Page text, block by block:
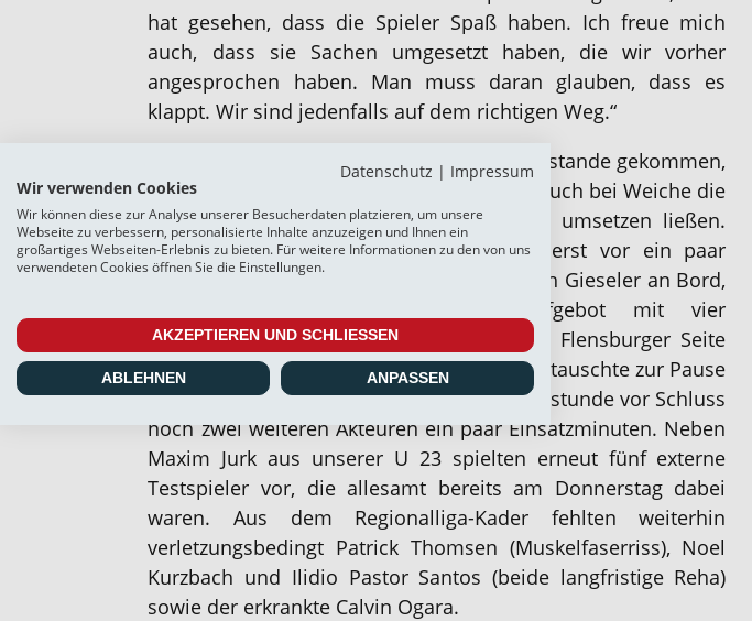
hat gesehen, dass die Spieler Spaß haben. Ich freue mich
auch, dass sie Sachen umgesetzt haben, die wir vorher
angesprochen haben. Man muss daran glauben, dass es
klappt. Wir sind jedenfalls auf dem richtigen Weg.“
Die Partie war erst kurzfristig am Vortag zustande gekommen,
nachdem sich sowohl beim Heider SV als auch bei Weiche die
ursprünglichen Pläne für Testspiele nicht umsetzen ließen.
Während die Dithmarscher den gerade erst vor ein paar
Wochen von Weiche zurückgekehrten Jonah Gieseler an Bord,
aber ein eher überschaubares Aufgebot mit vier
Wechselspielern parat hatten, kamen auf Flensburger Seite
insgesamt 24 Akteure zum Einsatz. Weiche tauschte zur Pause
das Personal komplett und gab eine Viertelstunde vor Schluss
noch zwei weiteren Akteuren ein paar Einsatzminuten. Neben
Maxim Jurk aus unserer U 23 spielten erneut fünf externe
Testspieler vor, die allesamt bereits am Donnerstag dabei
waren. Aus dem Regionalliga-Kader fehlten weiterhin
verletzungsbedingt Patrick Thomsen (Muskelfaserriss), Noel
Kurzbach und Ilidio Pastor Santos (beide langfristige Reha)
sowie der erkrankte Calvin Ogara.
Datenschutz | Impressum
Wir verwenden Cookies
Wir können diese zur Analyse unserer Besucherdaten platzieren, um unsere
Webseite zu verbessern, personalisierte Inhalte anzuzeigen und Ihnen ein
großartiges Webseiten-Erlebnis zu bieten. Für weitere Informationen zu den von uns
verwendeten Cookies öffnen Sie die Einstellungen.
AKZEPTIEREN UND SCHLIESSEN
ABLEHNEN ANPASSEN